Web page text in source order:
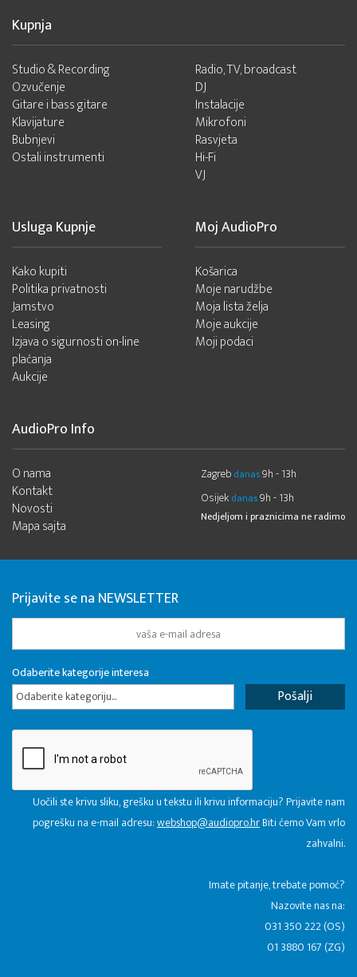
Kupnja
Studio & Recording
Ozvučenje
Gitare i bass gitare
Klavijature
Bubnjevi
Ostali instrumenti
Radio, TV, broadcast
DJ
Instalacije
Mikrofoni
Rasvjeta
Hi-Fi
VJ
Usluga Kupnje
Kako kupiti
Politika privatnosti
Jamstvo
Leasing
Izjava o sigurnosti on-line
plaćanja
Aukcije
Moj AudioPro
Košarica
Moje narudžbe
Moja lista želja
Moje aukcije
Moji podaci
AudioPro Info
O nama
Kontakt
Novosti
Mapa sajta
Zagreb danas9h - 13h
Osijek danas9h - 13h
Nedjeljom i praznicima ne radimo
Prijavite se na NEWSLETTER
Odaberite kategorije interesa
Odaberite kategoriju...
Uočili ste krivu sliku, grešku u tekstu ili krivu informaciju? Prijavite nam
pogrešku na e-mail adresu:webshop@audiopro.hrBiti ćemo Vam vrlo
zahvalni.
​Imate pitanje, trebate pomoć?
Nazovite nas na:
031 350 222 (OS)
01 3880 167 (ZG)